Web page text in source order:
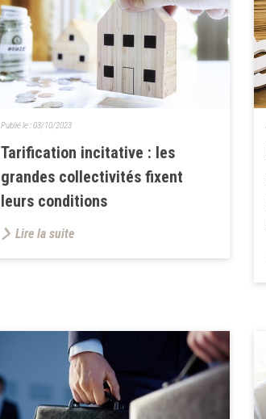
Tarification incitative : les
grandes collectivités fixent
leurs conditions
Publié le :03/10/2023
Lire la suite